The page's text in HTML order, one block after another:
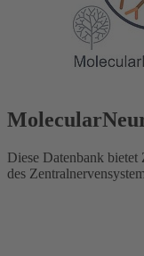
Diese Datenbank
des